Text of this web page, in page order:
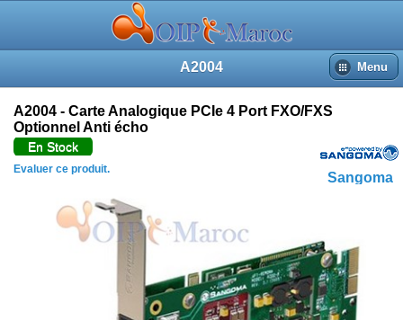
A2004 Menu
Sangoma
A2004 - Carte Analogique PCIe 4 Port FXO/FXS
Optionnel Anti écho
En Stock
Evaluer ce produit.
Revues du produit
Accueil
Panier
Connexion